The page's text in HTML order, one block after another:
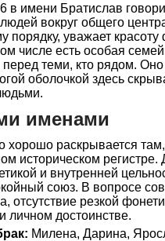
в имени Братислав
вокруг общего
порядку, уважает
числе есть особая
теми, кто рядом.
оболочкой здесь
именами
раскрывается там,
историческом регистре.
и внутренней
союз. В вопросе
отсутствие резкой
личном достоинстве.
Милена, Дарина,